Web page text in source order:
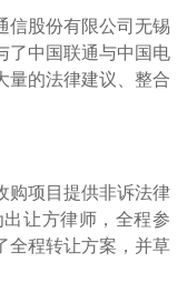
信股份有限公司无锡
了中国联通与中国电
量的法律建议、整合
购项目提供非诉法律
让方律师，全程参
全程转让方案，并草